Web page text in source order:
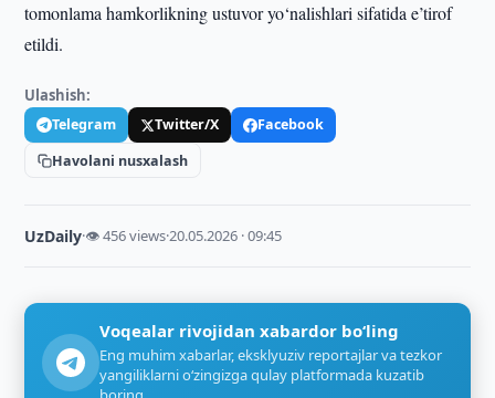
tomonlama hamkorlikning ustuvor yo‘nalishlari sifatida e’tirof
etildi.
Ulashish:
Telegram Twitter/X
Facebook
Havolani nusxalash
UzDaily·👁 456 views·20.05.2026 · 09:45
Voqealar rivojidan xabardor bo‘ling
Eng muhim xabarlar, eksklyuziv reportajlar va tezkor
yangiliklarni o‘zingizga qulay platformada kuzatib